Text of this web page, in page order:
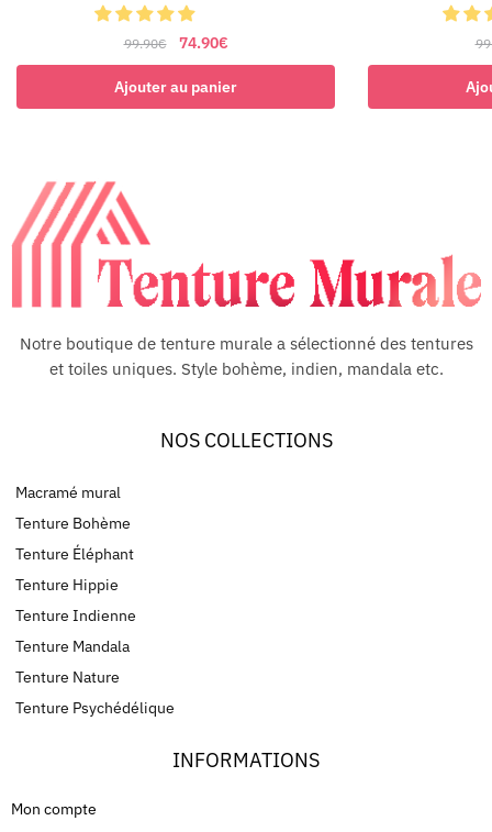
99.90€ 74.90€
Ajouter au panier
Notre boutique de tenture murale a sélectionné des tentures
et toiles uniques. Style bohème, indien, mandala etc.
NOS COLLECTIONS
Macramé mural
Tenture Bohème
Tenture Éléphant
Tenture Hippie
Tenture Indienne
Tenture Mandala
Tenture Nature
Tenture Psychédélique
INFORMATIONS
Mon compte